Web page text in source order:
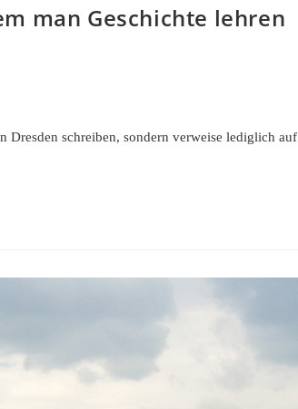
man Geschichte lehren
schreiben, sondern verweise lediglich auf